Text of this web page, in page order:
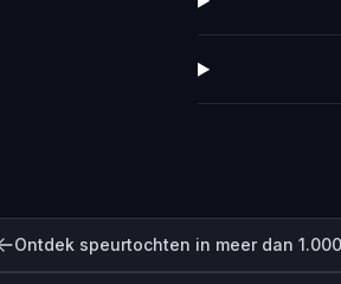
Ontdek speurtochten in meer dan